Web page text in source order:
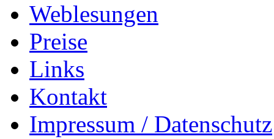
Weblesungen
Preise
Links
Kontakt
Impressum / Datenschutz